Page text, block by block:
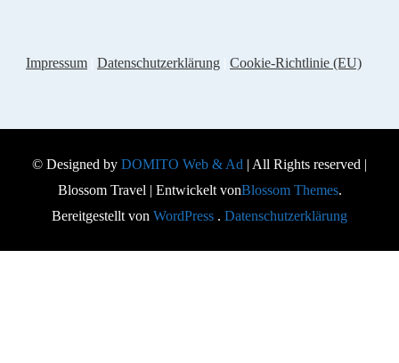
Impressum Datenschutzerklärung Cookie-Richtlinie (EU)
© Designed by DOMITO Web & Ad | All Rights reserved |
Blossom Travel | Entwickelt vonBlossom Themes.
Bereitgestellt von WordPress . Datenschutzerklärung